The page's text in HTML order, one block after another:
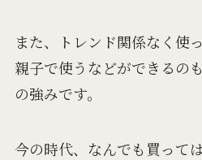
また、トレンド関係なく使
親子で使うなどができるの
の強みです。
今の時代、なんでも買って